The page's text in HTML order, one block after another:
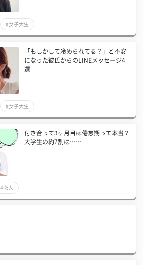
#女子大生
「もしかして冷められてる？」と不安
になった彼氏からのLINEメッセージ4
選
#女子大生
付き合って3ヶ月目は倦怠期って本当？
大学生の約7割は……
#恋人